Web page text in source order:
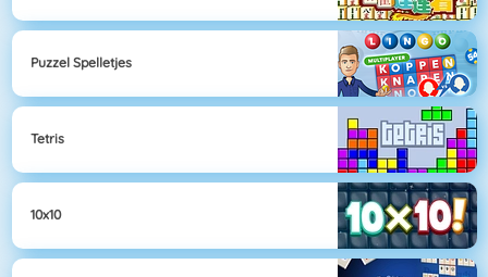
Puzzel Spelletjes
Tetris
10x10